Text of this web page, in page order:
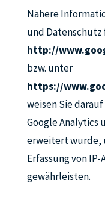
Nähere
und
http://
bzw. unter
https://
weisen Sie
Google Analytics
erweitert wurde,
Erfassung von IP-
gewährleisten.